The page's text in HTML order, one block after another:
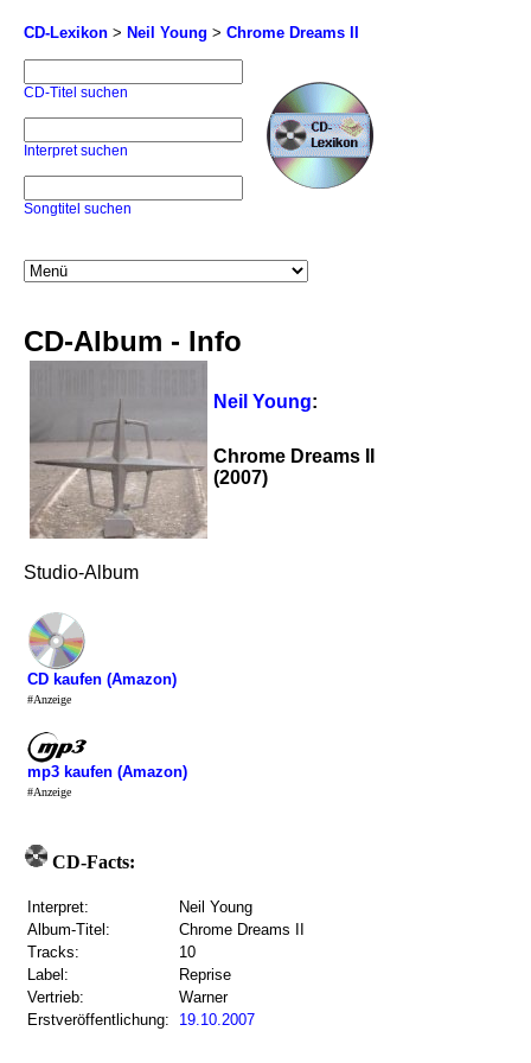
CD-Lexikon > Neil Young > Chrome Dreams II
CD-Titel suchen
Interpret suchen
Songtitel suchen
CD-Album - Info
Neil Young:
Chrome Dreams II
(2007)
Studio-Album
CD kaufen (Amazon)
#Anzeige
mp3 kaufen (Amazon)
#Anzeige
CD-Facts:
Interpret:
Neil Young
Album-Titel:
Chrome Dreams II
Tracks:
10
Label:
Reprise
Vertrieb:
Warner
Erstveröffentlichung:
19.10.2007